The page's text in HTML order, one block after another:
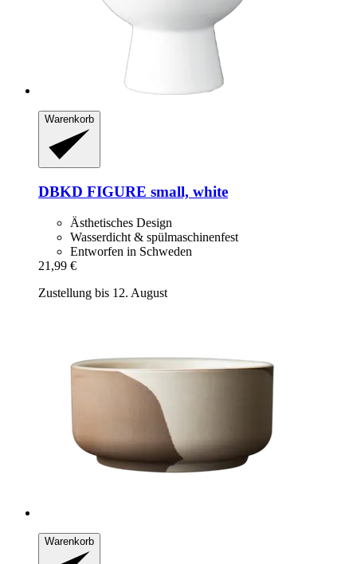
Warenkorb
DBKD FIGURE small, white
Ästhetisches Design
Wasserdicht & spülmaschinenfest
Entworfen in Schweden
21,99 €
Zustellung bis 12. August
Warenkorb